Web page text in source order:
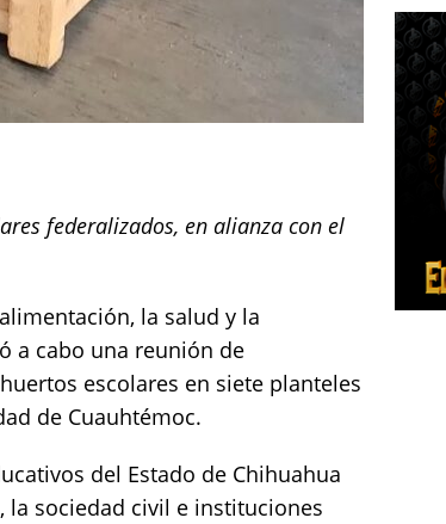
federalizados, en alianza con el
la salud y la
a cabo una reunión de
escolares en siete planteles
de Cuauhtémoc.
del Estado de Chihuahua
la sociedad civil e instituciones